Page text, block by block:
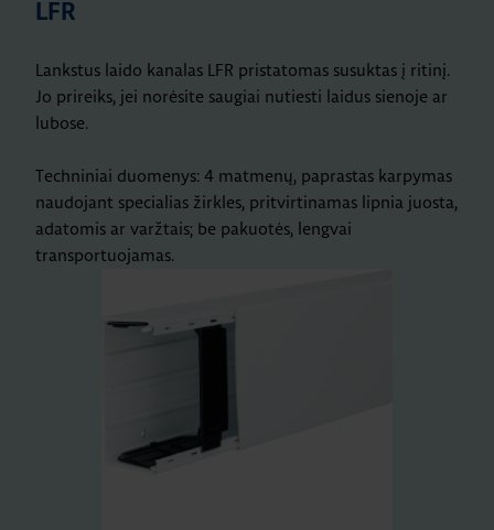
LFR
Lankstus laido kanalas LFR pristatomas susuktas į ritinį.
Jo prireiks, jei norėsite saugiai nutiesti laidus sienoje ar
lubose.
Techniniai duomenys: 4 matmenų, paprastas karpymas
naudojant specialias žirkles, pritvirtinamas lipnia juosta,
adatomis ar varžtais; be pakuotės, lengvai
transportuojamas.